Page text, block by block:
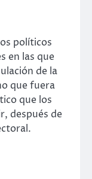
políticos
en las que
de la
que fuera
que los
después de